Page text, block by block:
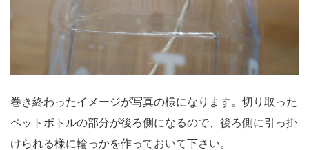
巻き終わったイメージが写真の様になります。切り取った
ペットボトルの部分が後ろ側になるので、後ろ側に引っ掛
けられる様に輪っかを作っておいて下さい。